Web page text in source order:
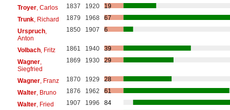
Troyer, Carlos 1837 1920
19
Trunk, Richard 1879 1968
67
Urspruch,
Anton
1850 1907 6
Volbach, Fritz 1861 1940
39
Wagner,
Siegfried
1869 1930 29
Wagner, Franz 1870 1929
28
Walter, Bruno 1876 1962
61
Walter, Fried 1907 1996
84